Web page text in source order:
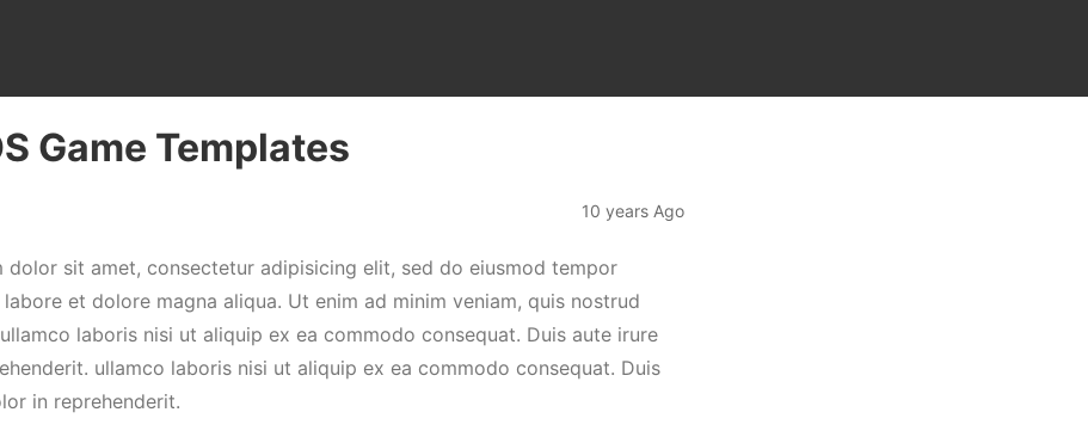
Game Templates
10 years Ago
dolor sit amet, consectetur adipisicing elit, sed do eiusmod tempor
et dolore magna aliqua. Ut enim ad minim veniam, quis nostrud
laboris nisi ut aliquip ex ea commodo consequat. Duis aute irure
ullamco laboris nisi ut aliquip ex ea commodo consequat. Duis
in reprehenderit.